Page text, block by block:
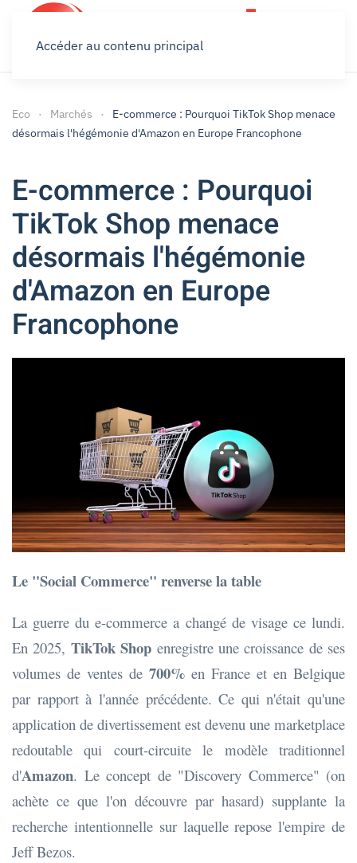
Accéder au contenu principal
Eco Marchés
E-commerce : Pourquoi TikTok Shop menace
désormais l'hégémonie d'Amazon en Europe Francophone
E-commerce : Pourquoi
TikTok Shop menace
désormais l'hégémonie
d'Amazon en Europe
Francophone
Le "Social Commerce" renverse la table
La guerre du e-commerce a changé de visage ce lundi.
En 2025, TikTok Shop enregistre une croissance de ses
volumes de ventes de 700% en France et en Belgique
par rapport à l'année précédente. Ce qui n'était qu'une
application de divertissement est devenu une marketplace
redoutable qui court-circuite le modèle traditionnel
d'Amazon. Le concept de "Discovery Commerce" (on
achète ce que l'on découvre par hasard) supplante la
recherche intentionnelle sur laquelle repose l'empire de
Jeff Bezos.